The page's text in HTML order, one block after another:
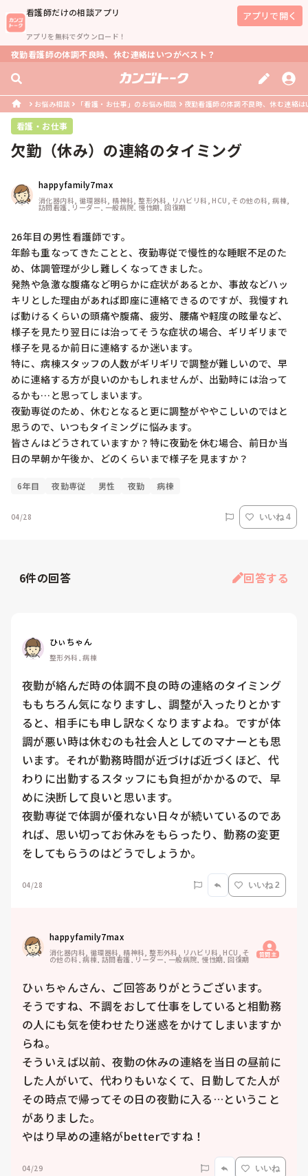
看護師だけの相談アプリ
アプリを無料でダウンロード！
アプリで開く
夜勤看護師の体調不良時、休む連絡はいつがベスト？
お悩み相談 「看護・お仕事」のお悩み相談 夜勤看護師の体調不良時、休む連絡
看護・お仕事
欠勤（休み）の連絡のタイミング
happyfamily7max
消化器内科, 循環器科, 精神科, 整形外科, リハビリ科, HCU, その他の科, 病棟,
訪問看護, リーダー, 一般病院, 慢性期, 回復期
26年目の男性看護師です。
年齢も重なってきたことと、夜勤専従で慢性的な睡眠不足のた
め、体調管理が少し難しくなってきました。
発熱や急激な腹痛など明らかに症状があるとか、事故などハッ
キリとした理由があれば即座に連絡できるのですが、我慢すれ
ば動けるくらいの頭痛や腹痛、疲労、腰痛や軽度の眩暈など、
様子を見たり翌日には治ってそうな症状の場合、ギリギリまで
様子を見るか前日に連絡するか迷います。
特に、病棟スタッフの人数がギリギリで調整が難しいので、早
めに連絡する方が良いのかもしれませんが、出勤時には治って
るかも…と思ってしまいます。
夜勤専従のため、休むとなると更に調整がややこしいのではと
思うので、いつもタイミングに悩みます。
皆さんはどうされていますか？特に夜勤を休む場合、前日か当
日の早朝か午後か、どのくらいまで様子を見ますか？
6年目 夜勤専従 男性 夜勤 病棟
04/28 いいね 4
6件の回答 回答する
ひぃちゃん
整形外科, 病棟
夜勤が絡んだ時の体調不良の時の連絡のタイミング
ももちろん気になりますし、調整が入ったりとかす
ると、相手にも申し訳なくなりますよね。ですが体
調が悪い時は休むのも社会人としてのマナーとも思
います。それが勤務時間が近づけば近づくほど、代
わりに出勤するスタッフにも負担がかかるので、早
めに決断して良いと思います。
夜勤専従で体調が優れない日々が続いているのであ
れば、思い切ってお休みをもらったり、勤務の変更
をしてもらうのはどうでしょうか。
04/28 いいね 2
happyfamily7max
消化器内科, 循環器科, 精神科, 整形外科, リハビリ科, HCU, そ
の他の科, 病棟, 訪問看護, リーダー, 一般病院, 慢性期, 回復期 質問主
ひぃちゃんさん、ご回答ありがとうございます。
そうですね、不調をおして仕事をしていると相勤務
の人にも気を使わせたり迷惑をかけてしまいますか
らね。
そういえば以前、夜勤の休みの連絡を当日の昼前に
した人がいて、代わりもいなくて、日勤してた人が
その時点で帰ってその日の夜勤に入る…ということ
がありました。
やはり早めの連絡がbetterですね！
04/29 いいね